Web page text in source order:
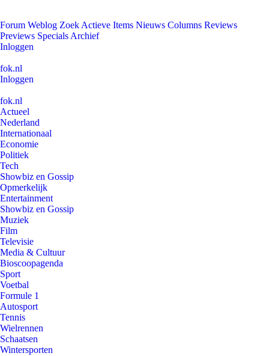
Forum Weblog Zoek Actieve Items Nieuws Columns Reviews
Previews Specials Archief
Inloggen
fok.nl
Inloggen
fok.nl
Actueel
Nederland
Internationaal
Economie
Politiek
Tech
Showbiz en Gossip
Opmerkelijk
Entertainment
Showbiz en Gossip
Muziek
Film
Televisie
Media & Cultuur
Bioscoopagenda
Sport
Voetbal
Formule 1
Autosport
Tennis
Wielrennen
Schaatsen
Wintersporten